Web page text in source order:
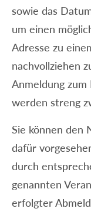
sowie das
um einen
Adresse zu
nachvollziehen
Anmeldung
werden streng
Sie können den
dafür
durch
genannten
erfolgter